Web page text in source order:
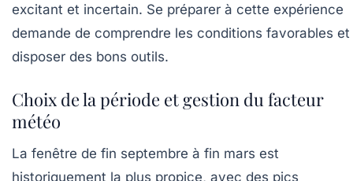
excitant et incertain. Se préparer à cette expérience
demande de comprendre les conditions favorables et
disposer des bons outils.
Choix de la période et gestion du facteur
météo
La fenêtre de fin septembre à fin mars est
historiquement la plus propice, avec des pics